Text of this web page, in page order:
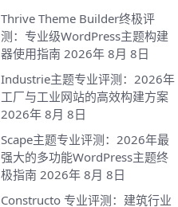
Thrive Theme Builder终极评
测：专业级WordPress主题构建
器使用指南 2026年 8月 8日
Industrie主题专业评测：2026年
工厂与工业网站的高效构建方案
2026年 8月 8日
Scape主题专业评测：2026年最
强大的多功能WordPress主题终
极指南 2026年 8月 8日
Constructo 专业评测：建筑行业